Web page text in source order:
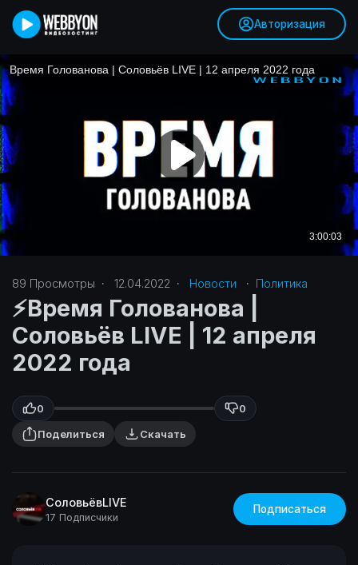
Авторизация
89 Просмотры · 12.04.2022 · Новости · Политика‎
⚡️Время Голованова |
Соловьёв LIVE | 12 апреля
2022 года
0
0
Поделиться
Скачать
СоловьёвLIVE
17 Подписчики
Подписаться